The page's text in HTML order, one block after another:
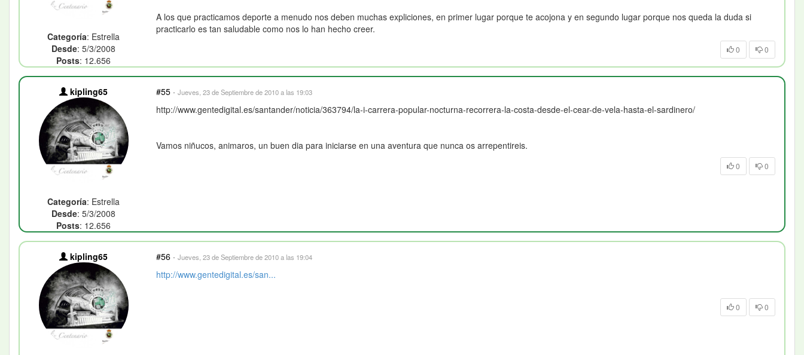
Categoría: Estrella
Desde: 5/3/2008
Posts: 12.656
A los que practicamos deporte a menudo nos deben muchas expliciones, en primer lugar porque te acojona y en segundo lugar porque nos queda la duda si
practicarlo es tan saludable como nos lo han hecho creer.
0 0
kipling65
Categoría: Estrella
Desde: 5/3/2008
Posts: 12.656
#55 · Jueves, 23 de Septiembre de 2010 a las 19:03
http://www.gentedigital.es/santander/noticia/363794/la-i-carrera-popular-nocturna-recorrera-la-costa-desde-el-cear-de-vela-hasta-el-sardinero/
Vamos niñucos, animaros, un buen dia para iniciarse en una aventura que nunca os arrepentireis.
0 0
kipling65 #56 · Jueves, 23 de Septiembre de 2010 a las 19:04
http://www.gentedigital.es/san...
0 0